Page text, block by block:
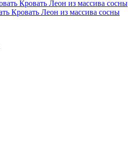
Кровать Леон из массива сосны